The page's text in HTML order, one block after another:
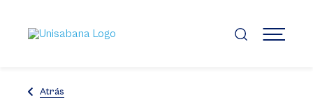
contenido
principal
MENÚ
Atrás